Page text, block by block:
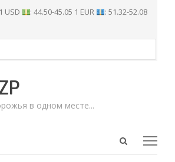
USD : 44.50-45.05 1 EUR
: 51.32-52.08
в одном месте...
Open